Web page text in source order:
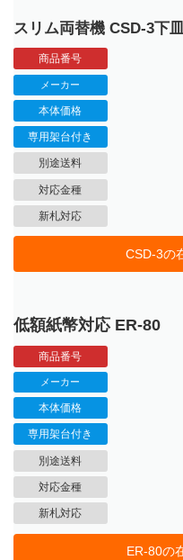
スリム両替機 CSD-3下
商品番号
メーカー
本体価格
専用架台付き
別途送料
対応金種
新札対応
CSD-3の
低額紙幣対応 ER-80
商品番号
メーカー
本体価格
専用架台付き
別途送料
対応金種
新札対応
ER-80の